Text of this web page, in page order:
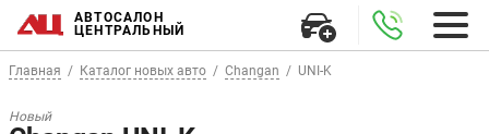
АВТОСАЛОН
ЦЕНТРАЛЬНЫЙ
Главная Каталог новых авто Changan UNI-K
Новый